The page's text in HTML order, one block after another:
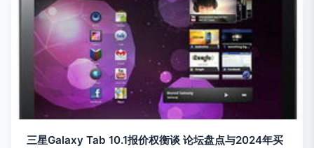
三星Galaxy Tab 10.1报价权衡谈 论坛盘点与2024年买